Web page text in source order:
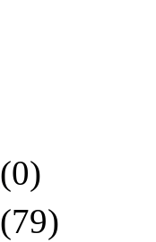
(0)
(79)